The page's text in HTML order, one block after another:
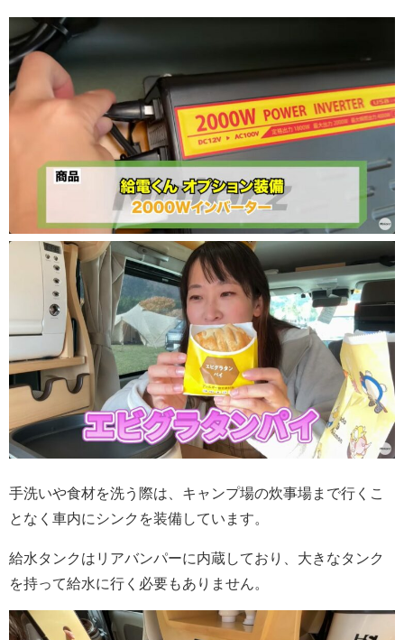
手洗いや食材を洗う際は、キャンプ場の炊事場まで行くこ
となく車内にシンクを装備しています。
給水タンクはリアバンパーに内蔵しており、大きなタンク
を持って給水に行く必要もありません。